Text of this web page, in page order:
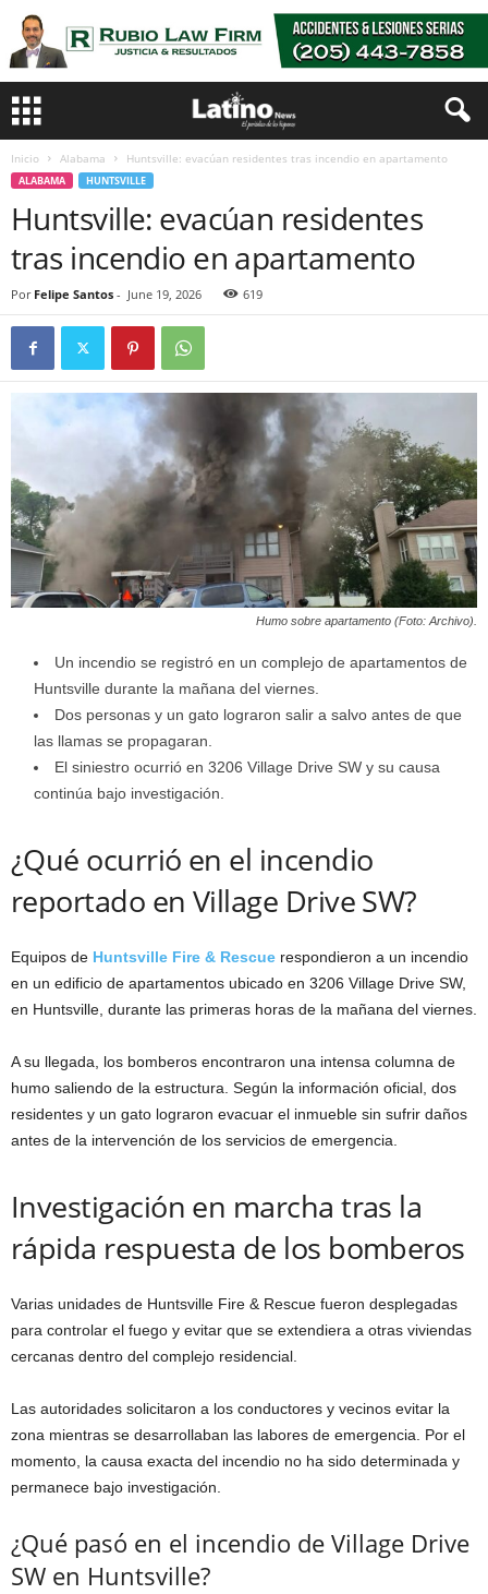
Inicio Alabama Huntsville: evacúan residentes tras incendio en apartamento
ALABAMA HUNTSVILLE
Huntsville: evacúan residentes
tras incendio en apartamento
Por Felipe Santos - June 19, 2026 619
Humo sobre apartamento (Foto: Archivo).
Un incendio se registró en un complejo de apartamentos de
Huntsville durante la mañana del viernes.
Dos personas y un gato lograron salir a salvo antes de que
las llamas se propagaran.
El siniestro ocurrió en 3206 Village Drive SW y su causa
continúa bajo investigación.
¿Qué ocurrió en el incendio
reportado en Village Drive SW?
Equipos de Huntsville Fire & Rescue respondieron a un incendio
en un edificio de apartamentos ubicado en 3206 Village Drive SW,
en Huntsville, durante las primeras horas de la mañana del viernes.
A su llegada, los bomberos encontraron una intensa columna de
humo saliendo de la estructura. Según la información oficial, dos
residentes y un gato lograron evacuar el inmueble sin sufrir daños
antes de la intervención de los servicios de emergencia.
Investigación en marcha tras la
rápida respuesta de los bomberos
Varias unidades de Huntsville Fire & Rescue fueron desplegadas
para controlar el fuego y evitar que se extendiera a otras viviendas
cercanas dentro del complejo residencial.
Las autoridades solicitaron a los conductores y vecinos evitar la
zona mientras se desarrollaban las labores de emergencia. Por el
momento, la causa exacta del incendio no ha sido determinada y
permanece bajo investigación.
¿Qué pasó en el incendio de Village Drive
SW en Huntsville?